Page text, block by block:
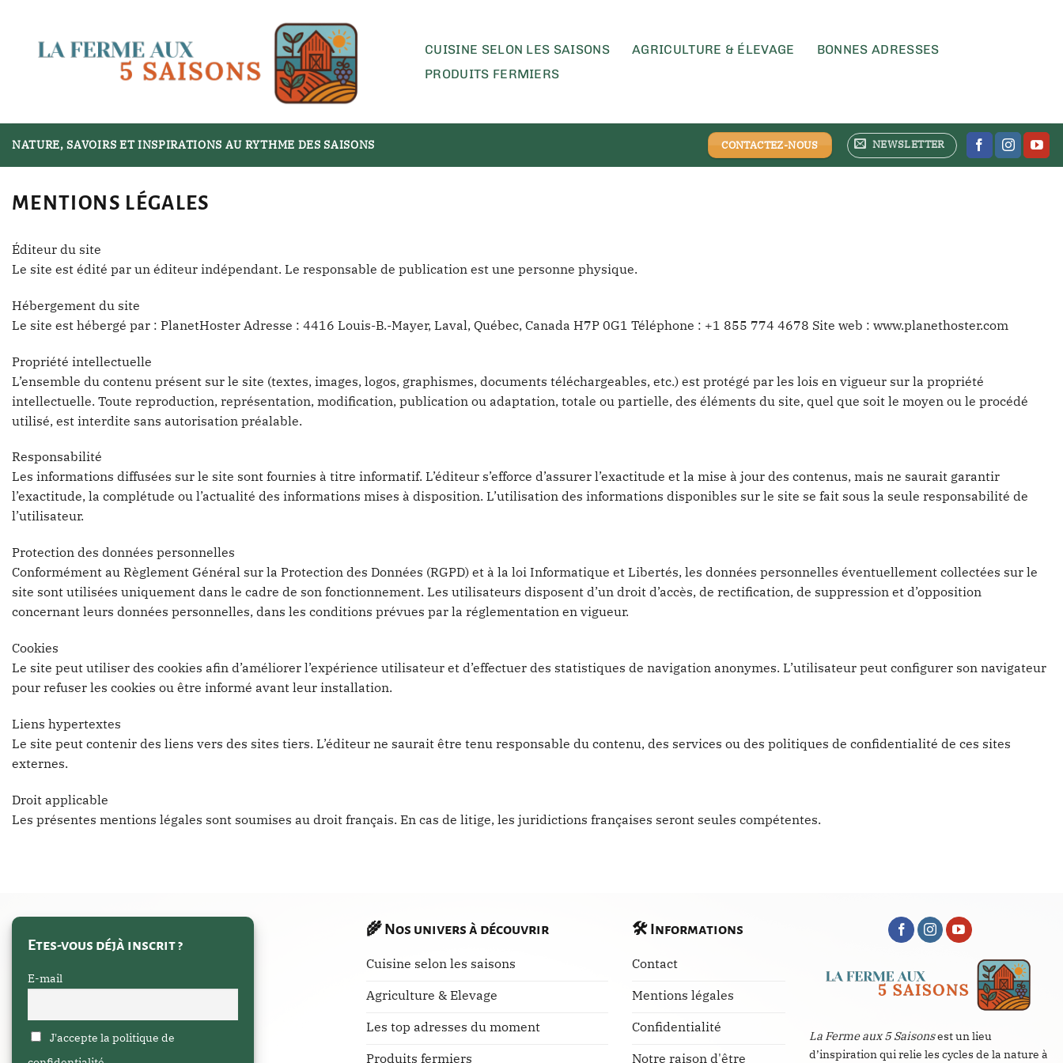
CUISINE SELON LES SAISONS AGRICULTURE & ÉLEVAGE
BONNES ADRESSES
PRODUITS FERMIERS
NATURE, SAVOIRS ET INSPIRATIONS AU RYTHME DES SAISONS CONTACTEZ-NOUS NEWSLETTER
MENTIONS LÉGALES
Éditeur du site
Le site est édité par un éditeur indépendant. Le responsable de publication est une personne physique.
Hébergement du site
Le site est hébergé par : PlanetHoster Adresse : 4416 Louis-B.-Mayer, Laval, Québec, Canada H7P 0G1 Téléphone : +1 855 774 4678 Site web : www.planethoster.com
Propriété intellectuelle
L’ensemble du contenu présent sur le site (textes, images, logos, graphismes, documents téléchargeables, etc.) est protégé par les lois en vigueur sur la propriété
intellectuelle. Toute reproduction, représentation, modification, publication ou adaptation, totale ou partielle, des éléments du site, quel que soit le moyen ou le procédé
utilisé, est interdite sans autorisation préalable.
Responsabilité
Les informations diffusées sur le site sont fournies à titre informatif. L’éditeur s’efforce d’assurer l’exactitude et la mise à jour des contenus, mais ne saurait garantir
l’exactitude, la complétude ou l’actualité des informations mises à disposition. L’utilisation des informations disponibles sur le site se fait sous la seule responsabilité de
l’utilisateur.
Protection des données personnelles
Conformément au Règlement Général sur la Protection des Données (RGPD) et à la loi Informatique et Libertés, les données personnelles éventuellement collectées sur le
site sont utilisées uniquement dans le cadre de son fonctionnement. Les utilisateurs disposent d’un droit d’accès, de rectification, de suppression et d’opposition
concernant leurs données personnelles, dans les conditions prévues par la réglementation en vigueur.
Cookies
Le site peut utiliser des cookies afin d’améliorer l’expérience utilisateur et d’effectuer des statistiques de navigation anonymes. L’utilisateur peut configurer son navigateur
pour refuser les cookies ou être informé avant leur installation.
Liens hypertextes
Le site peut contenir des liens vers des sites tiers. L’éditeur ne saurait être tenu responsable du contenu, des services ou des politiques de confidentialité de ces sites
externes.
Droit applicable
Les présentes mentions légales sont soumises au droit français. En cas de litige, les juridictions françaises seront seules compétentes.
Etes-vous déjà inscrit ?
E-mail
J'accepte la politique de
🌾 Nos univers à découvrir
Cuisine selon les saisons
Agriculture & Elevage
Les top adresses du moment
Produits fermiers
🛠️ Informations
Contact
Mentions légales
Confidentialité
Notre raison d'être
La Ferme aux 5 Saisonsest un lieu
d’inspiration qui relie les cycles de la nature à